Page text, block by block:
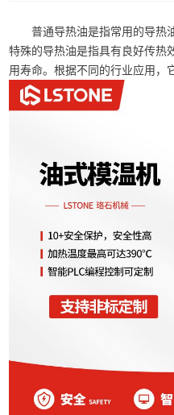
普通导热油是指常用的导热
特殊的导热油是指具有良好传热
用寿命。根据不同的行业应用，